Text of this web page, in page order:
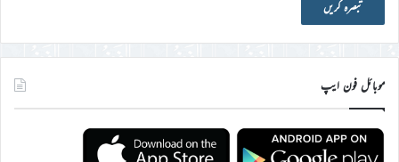
موبائل فون ایپ